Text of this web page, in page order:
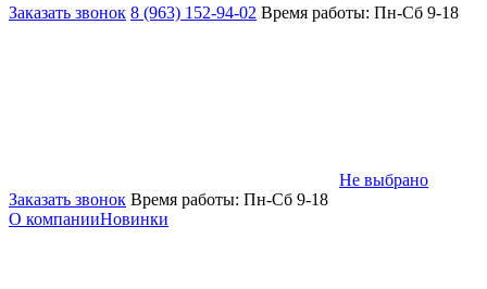
Заказать звонок 8 (963) 152-94-02 Время работы: Пн-Сб 9-18
Не выбрано
Заказать звонок Время работы: Пн-Сб 9-18
О компанииНовинки